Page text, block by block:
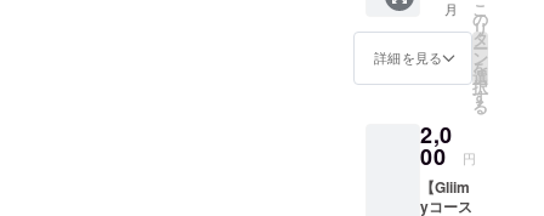
クス
テージ
パス３
枚セッ
ト （シ
素材な
ので衣
類にも
貼れま
す）
月
詳細を見る
こ
の
リ
タ
ー
ン
を
選
択
す
る
2,0
00 円
【Gliim
yコース